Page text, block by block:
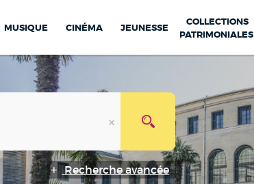
MUSIQUE CINÉMA JEUNESSE
COLLECTIONS
PATRIMONIALES
Recherche avancée